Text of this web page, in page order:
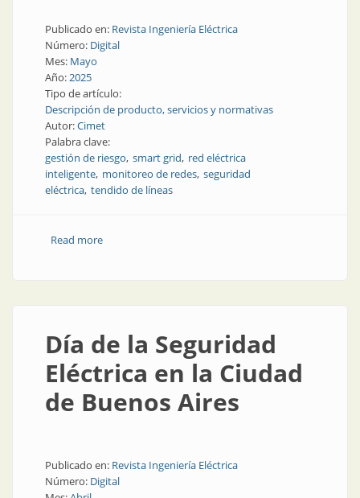
Publicado en: Revista Ingeniería Eléctrica
Número: Digital
Mes: Mayo
Año:2025
Tipo de artículo:
Descripción de producto, servicios y normativas
Autor:Cimet
Palabra clave:
gestión de riesgo smart grid red eléctrica
inteligente monitoreo de redes seguridad
eléctrica tendido de líneas
Read moreabout Monitoreo inteligente de líneas de energía
Día de la Seguridad
Eléctrica en la Ciudad
de Buenos Aires
Publicado en: Revista Ingeniería Eléctrica
Número: Digital